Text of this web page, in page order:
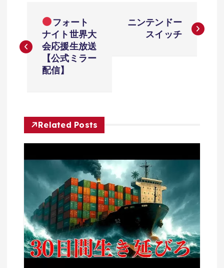
稿
ゲ
ー
シ
ョ
ン
フォート
ナイト世界大
会応援生放送
【公式ミラー
配信】
ニンテンドー
スイッチ
Related Posts